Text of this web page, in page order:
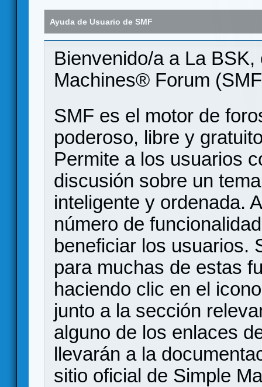
Ayuda de Usuario de SMF
Bienvenido/a a La
Machines® Forum
SMF es el motor de
poderoso, libre y
Permite a los usuarios
discusión sobre un
inteligente y ordenada.
número de
beneficiar los usuarios.
para muchas de estas
haciendo clic en el
junto a la sección
alguno de los enlaces
llevarán a la
sitio oficial de Simple